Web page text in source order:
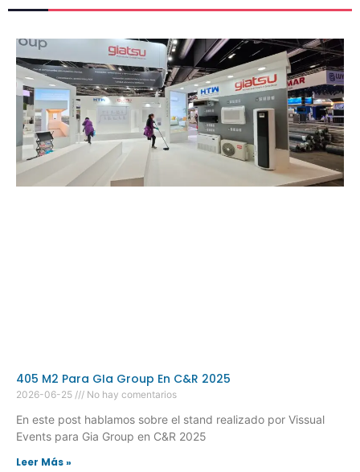
405 M2 Para GIa Group En C&R 2025
2026-06-25 No hay comentarios
En este post hablamos sobre el stand realizado por Vissual
Events para Gia Group en C&R 2025
Leer Más »